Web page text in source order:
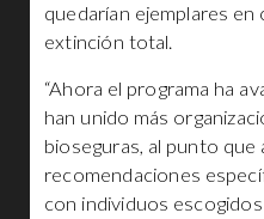
quedarían ejemplares
extinción total.
“Ahora el programa ha
han unido más
bioseguras, al punto
recomendaciones
con individuos